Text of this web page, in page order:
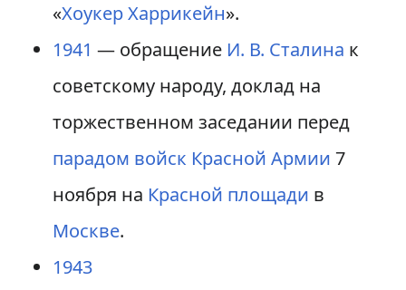
«Хоукер Харрикейн».
1941 — обращение И. В. Сталина к
советскому народу, доклад на
торжественном заседании перед
парадом войск Красной Армии 7
ноября на Красной площади в
Москве.
1943